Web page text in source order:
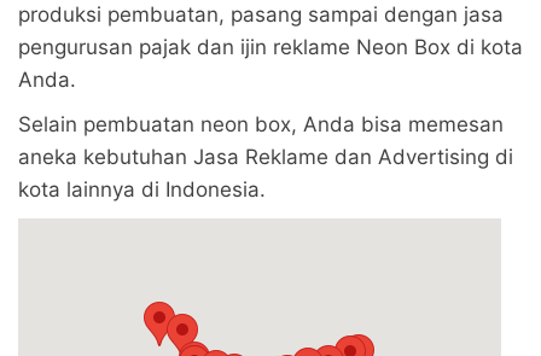
produksi pembuatan, pasang sampai dengan jasa
pengurusan pajak dan ijin reklame Neon Box di kota
Anda.
Selain pembuatan neon box, Anda bisa memesan
aneka kebutuhan Jasa Reklame dan Advertising di
kota lainnya di Indonesia.